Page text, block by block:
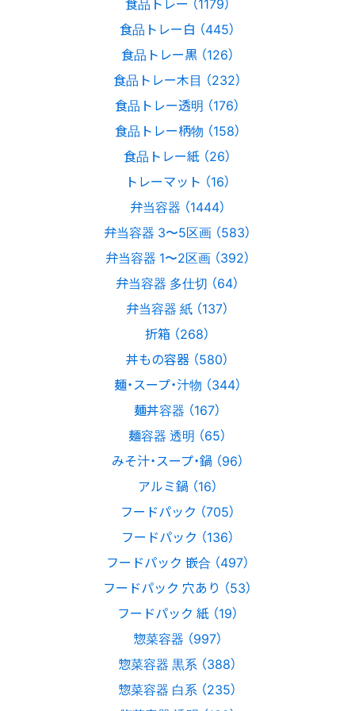
食品トレー白 （445）
食品トレー黒 （126）
食品トレー木目 （232）
食品トレー透明 （176）
食品トレー柄物 （158）
食品トレー紙 （26）
トレーマット （16）
弁当容器 （1444）
弁当容器 3〜5区画 （583）
弁当容器 1〜2区画 （392）
弁当容器 多仕切 （64）
弁当容器 紙 （137）
折箱 （268）
丼もの容器 （580）
麺・スープ・汁物 （344）
麺丼容器 （167）
麺容器 透明 （65）
みそ汁・スープ・鍋 （96）
アルミ鍋 （16）
フードパック （705）
フードパック （136）
フードパック 嵌合 （497）
フードパック 穴あり （53）
フードパック 紙 （19）
惣菜容器 （997）
惣菜容器 黒系 （388）
惣菜容器 白系 （235）